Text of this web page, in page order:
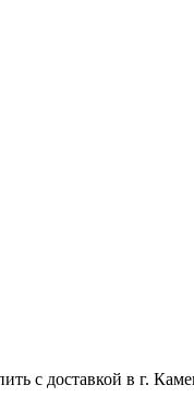
с доставкой в г.